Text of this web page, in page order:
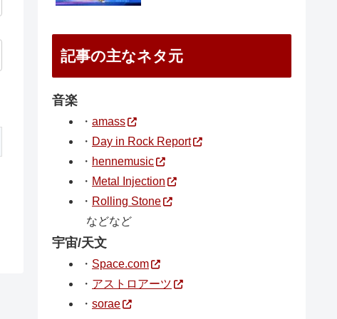
記事の主なネタ元
音楽
・ amass
・ Day in Rock Report
・ hennemusic
・ Metal Injection
・ Rolling Stone
などなど
宇宙/天文
・ Space.com
・ アストロアーツ
・ sorae